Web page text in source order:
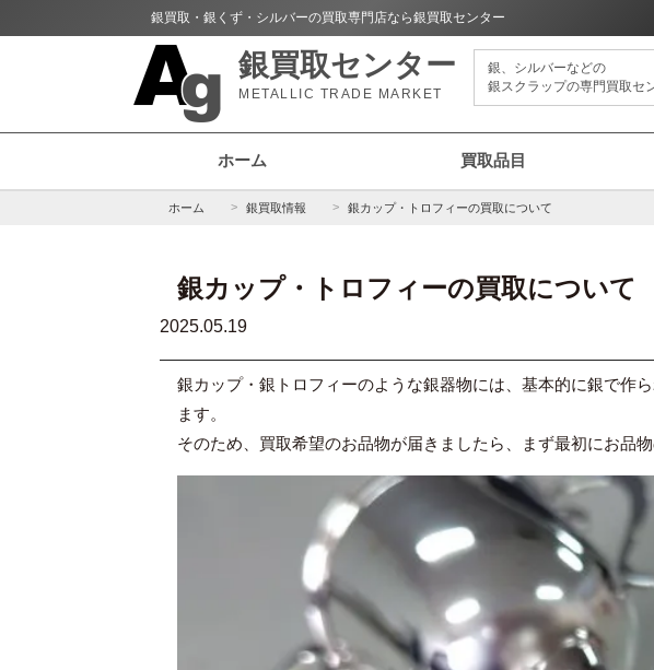
銀買取・銀くず・シルバーの買取専門店なら銀買取センター
銀買取センター
METALLIC TRADE MARKET
銀、シルバーなどの
銀スクラップの専門買取セ
ホーム 買取品目
ホーム 銀買取情報 銀カップ・トロフィーの買取について
銀カップ・トロフィーの買取について
2025.05.19
銀カップ・銀トロフィーのような銀器物には、基本的に銀で作
ます。
そのため、買取希望のお品物が届きましたら、まず最初にお品物